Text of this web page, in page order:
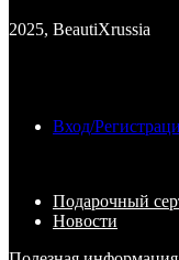
2025, BeautiXrussia
Вход/
Подарочный
Новости